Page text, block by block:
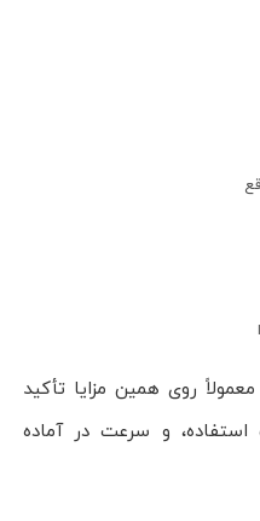
روی همین مزایا تأکید
و سرعت در آماده